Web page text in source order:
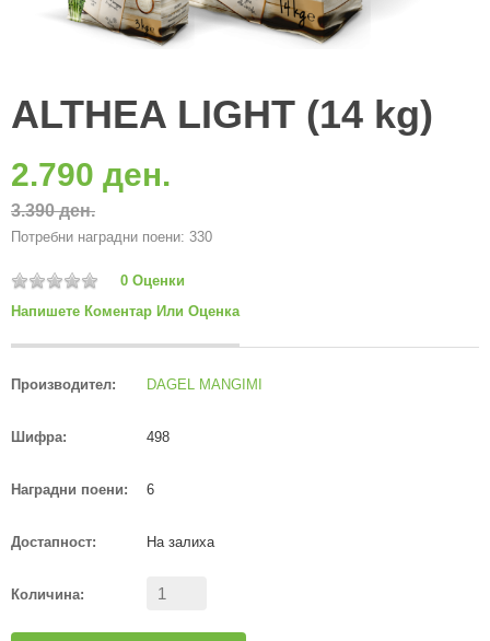
ALTHEA LIGHT (14 kg)
2.790 ден.
3.390 ден.
Потребни наградни поени: 330
0 Оценки
Напишете Коментар Или Оценка
Производител: DAGEL MANGIMI
Шифра: 498
Наградни поени: 6
Достапност: На залиха
Количина: